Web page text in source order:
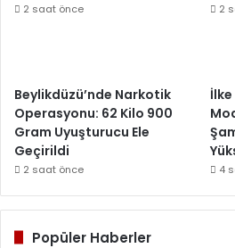
2 saat önce 2
Beylikdüzü’nde Narkotik
Operasyonu: 62 Kilo 900
Gram Uyuşturucu Ele
Geçirildi
2 saat önce 4
Popüler Haberler